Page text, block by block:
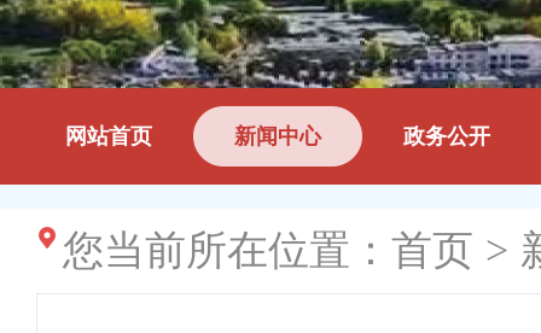
网站首页 新闻中心 政务公开
您当前所在位置： 首页 >